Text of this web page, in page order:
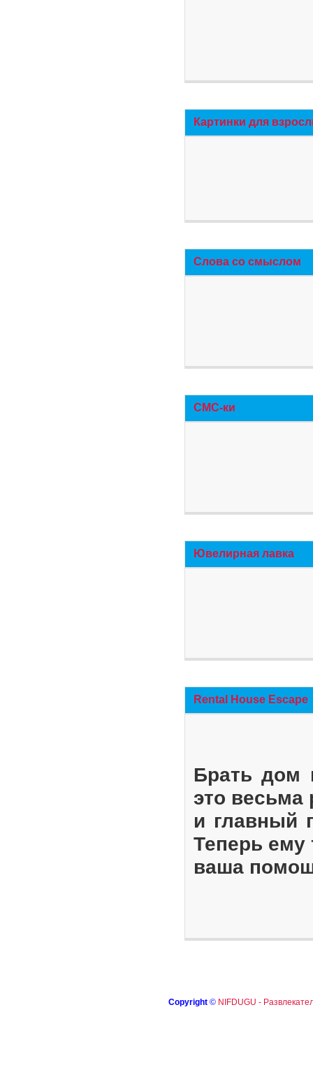
Картинки для
Слова со смыслом
СМС-ки
Ювелирная лавка
Rental House Escape
Брать дом
это весьма
и главный
Теперь ему
ваша
Copyright © NIFDUGU -